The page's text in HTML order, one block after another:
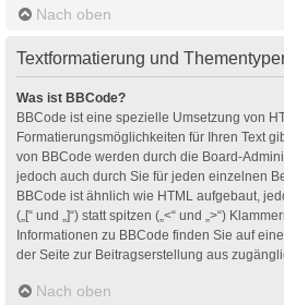
Nach oben
Textformatierung und
Was ist BBCode?
BBCode ist eine spezielle Umsetzung von
Formatierungsmöglichkeiten für Ihren Text
von BBCode werden durch die Board-
jedoch auch durch Sie für jeden einzelnen
BBCode ist ähnlich wie HTML aufgebaut,
(„[“ und „]“) statt spitzen („<“ und „>“)
Informationen zu BBCode finden Sie auf
der Seite zur Beitragserstellung aus
Nach oben